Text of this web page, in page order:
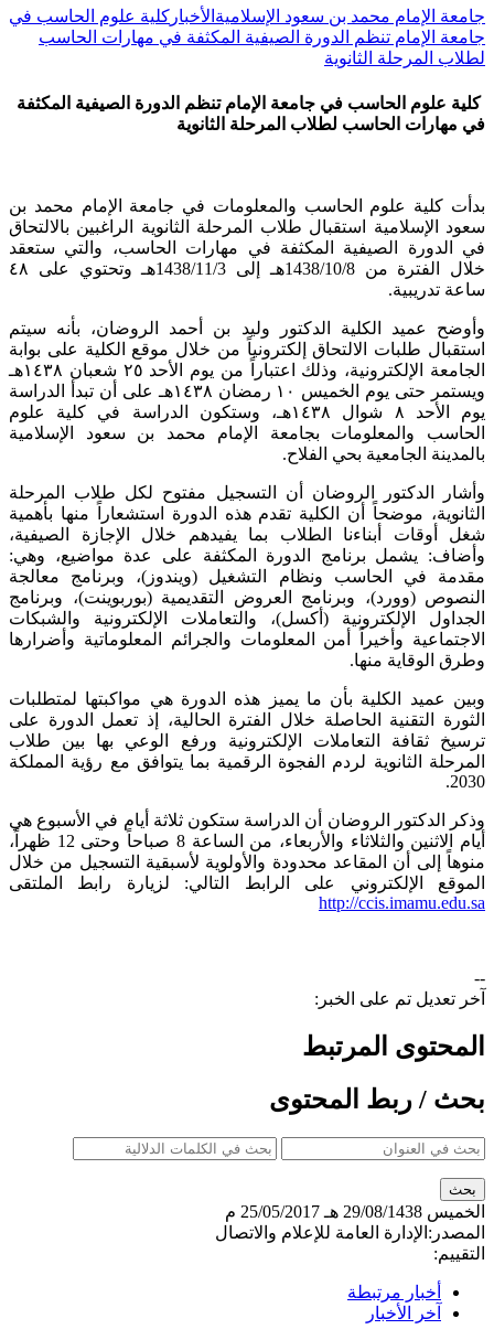
جامعة الإمام محمد بن سعود الإسلامية الأخبار كلية علوم الحاسب في
جامعة الإمام تنظم الدورة الصيفية المكثفة في مهارات الحاسب
لطلاب المرحلة الثانوية
كلية علوم الحاسب في جامعة الإمام تنظم الدورة الصيفية المكثفة
في مهارات الحاسب لطلاب المرحلة الثانوية
بدأت كلية علوم الحاسب والمعلومات في جامعة الإمام محمد بن
سعود الإسلامية استقبال طلاب المرحلة الثانوية الراغبين بالالتحاق
في الدورة الصيفية المكثفة في مهارات الحاسب، والتي ستعقد
خلال الفترة من 1438/10/8هـ إلى 1438/11/3هـ وتحتوي على ٤٨
ساعة تدريبية.
وأوضح عميد الكلية الدكتور وليد بن أحمد الروضان، بأنه سيتم
استقبال طلبات الالتحاق إلكترونياً من خلال موقع الكلية على بوابة
الجامعة الإلكترونية، وذلك اعتباراً من يوم الأحد ٢٥ شعبان ١٤٣٨هـ
ويستمر حتى يوم الخميس ١٠ رمضان ١٤٣٨هـ على أن تبدأ الدراسة
يوم الأحد ٨ شوال ١٤٣٨هـ، وستكون الدراسة في كلية علوم
الحاسب والمعلومات بجامعة الإمام محمد بن سعود الإسلامية
بالمدينة الجامعية بحي الفلاح.
وأشار الدكتور الروضان أن التسجيل مفتوح لكل طلاب المرحلة
الثانوية، موضحاً أن الكلية تقدم هذه الدورة استشعاراً منها بأهمية
شغل أوقات أبناءنا الطلاب بما يفيدهم خلال الإجازة الصيفية،
وأضاف: يشمل برنامج الدورة المكثفة على عدة مواضيع، وهي:
مقدمة في الحاسب ونظام التشغيل (ويندوز)، وبرنامج معالجة
النصوص (وورد)، وبرنامج العروض التقديمية (بوربوينت)، وبرنامج
الجداول الإلكترونية (أكسل)، والتعاملات الإلكترونية والشبكات
الاجتماعية وأخيراً أمن المعلومات والجرائم المعلوماتية وأضرارها
وطرق الوقاية منها.
وبين عميد الكلية بأن ما يميز هذه الدورة هي مواكبتها لمتطلبات
الثورة التقنية الحاصلة خلال الفترة الحالية، إذ تعمل الدورة على
ترسيخ ثقافة التعاملات الإلكترونية ورفع الوعي بها بين طلاب
المرحلة الثانوية لردم الفجوة الرقمية بما يتوافق مع رؤية المملكة
2030.
وذكر الدكتور الروضان أن الدراسة ستكون ثلاثة أيام في الأسبوع هي
أيام الاثنين والثلاثاء والأربعاء، من الساعة 8 صباحاً وحتى 12 ظهراً،
منوهاً إلى أن المقاعد محدودة والأولوية لأسبقية التسجيل من خلال
الموقع الإلكتروني على الرابط التالي: لزيارة رابط الملتقى
http://ccis.imamu.edu.sa​
--
آخر تعديل تم على الخبر:
المحتوى المرتبط
بحث / ربط المحتوى
الخميس 29/08/1438 هـ
25/05/2017 م
المصدر: الإدارة العامة للإعلام والاتصال
التقييم:
أخبار مرتبطة
آخر الأخبار